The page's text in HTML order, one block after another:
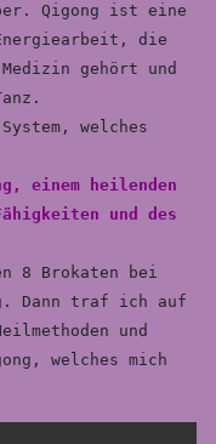
Qigong ist eine
die
gehört und
einem heilenden
und des
8 Brokaten bei
Dann traf ich auf
und
welches mich